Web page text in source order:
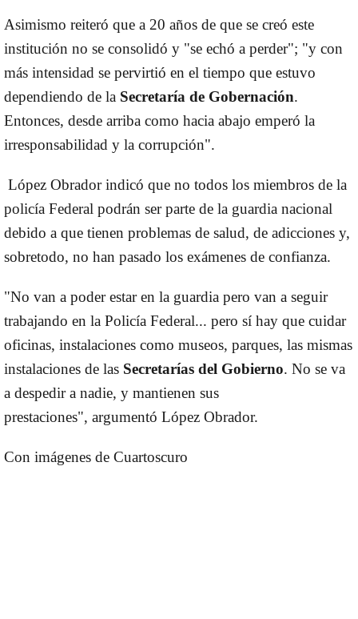
Asimismo reiteró que a 20 años de que se creó este
institución no se consolidó y "se echó a perder"; "y con
más intensidad se pervirtió en el tiempo que estuvo
dependiendo de la Secretaría de Gobernación.
Entonces, desde arriba como hacia abajo emperó la
irresponsabilidad y la corrupción".
López Obrador indicó que no todos los miembros de la
policía Federal podrán ser parte de la guardia nacional
debido a que tienen problemas de salud, de adicciones y,
sobretodo, no han pasado los exámenes de confianza.
"No van a poder estar en la guardia pero van a seguir
trabajando en la Policía Federal... pero sí hay que cuidar
oficinas, instalaciones como museos, parques, las mismas
instalaciones de las Secretarías del Gobierno. No se va
a despedir a nadie, y mantienen sus
prestaciones", argumentó López Obrador.
Con imágenes de Cuartoscuro